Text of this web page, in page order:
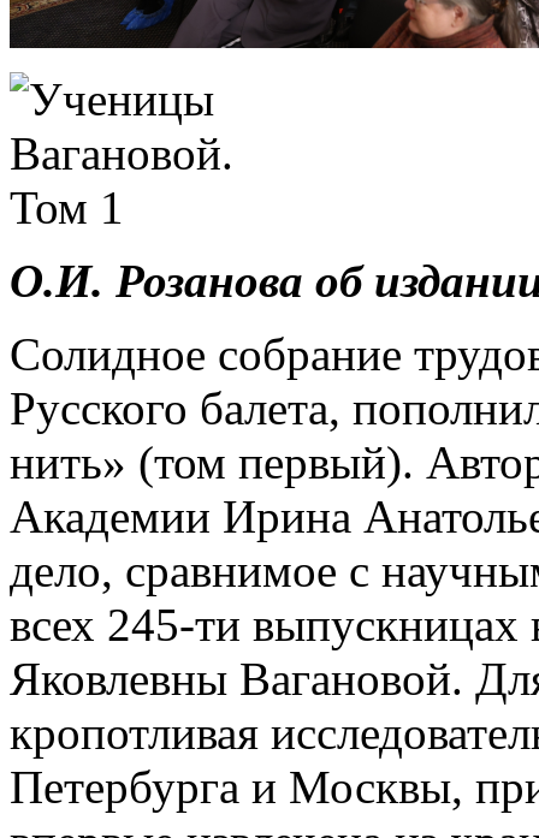
О.И. Розанова об
Солидное собрание
Русского балета,
нить» (том первый).
Академии Ирина
дело, сравнимое с
всех 245-ти выпускницах
Яковлевны Вагановой.
кропотливая
Петербурга и Москвы,